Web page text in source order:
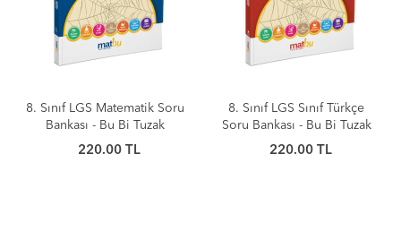
8. Sınıf LGS Matematik Soru
Bankası - Bu Bi Tuzak
220.00 TL
8. Sınıf LGS Sınıf Türkçe
Soru Bankası - Bu Bi Tuzak
220.00 TL